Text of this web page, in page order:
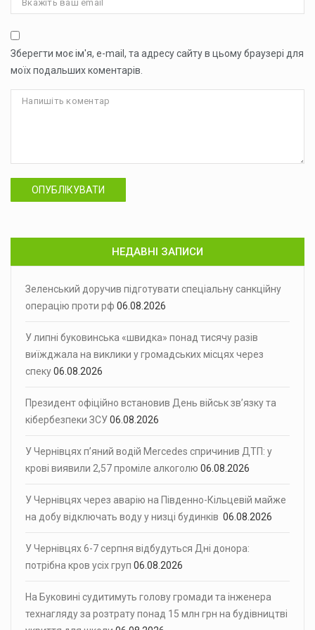
Зберегти моє ім'я, e-mail, та адресу сайту в цьому браузері для
моїх подальших коментарів.
ОПУБЛІКУВАТИ
НЕДАВНІ ЗАПИСИ
Зеленський доручив підготувати спеціальну санкційну
операцію проти рф 06.08.2026
У липні буковинська «швидка» понад тисячу разів
виїжджала на виклики у громадських місцях через
спеку06.08.2026
Президент офіційно встановив День військ зв’язку та
кібербезпеки ЗСУ06.08.2026
У Чернівцях п’яний водій Mercedes спричинив ДТП: у
крові виявили 2,57 проміле алкоголю 06.08.2026
У Чернівцях через аварію на Південно-Кільцевій майже
на добу відключать воду у низці будинків 06.08.2026
У Чернівцях 6-7 серпня відбудуться Дні донора:
потрібна кров усіх груп 06.08.2026
На Буковині судитимуть голову громади та інженера
технагляду за розтрату понад 15 млн грн на будівництві